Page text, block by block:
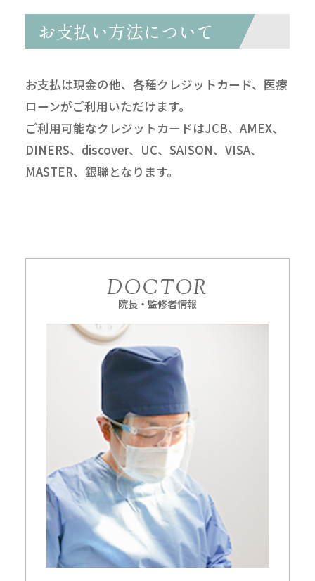
お支払い方法について
お支払は現金の他、各種クレジットカード、医療
ローンがご利用いただけます。
ご利用可能なクレジットカードはJCB、AMEX、
DINERS、discover、UC、SAISON、VISA、
MASTER、銀聯となります。
DOCTOR
院長・監修者情報